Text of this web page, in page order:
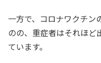
一方で、コロナワクチン
のの、重症者はそれほど
ています。